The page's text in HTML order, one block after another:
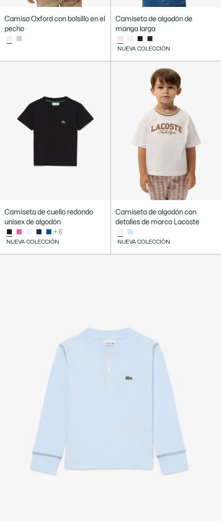
Camisa Oxford con bolsillo en el
pecho
Camiseta de algodón de
manga larga
NUEVA COLECCIÓN
Camiseta de cuello redondo
unisex de algodón
+ 6
NUEVA COLECCIÓN
Camiseta de algodón con
detalles de marca Lacoste
NUEVA COLECCIÓN